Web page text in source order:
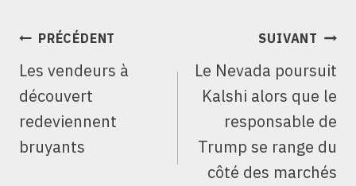
NAVIGATION
L’ARTICLE
PRÉCÉDENT
Les vendeurs à
découvert
redeviennent
bruyants
SUIVANT
Le Nevada poursuit
Kalshi alors que le
responsable de
Trump se range du
côté des marchés